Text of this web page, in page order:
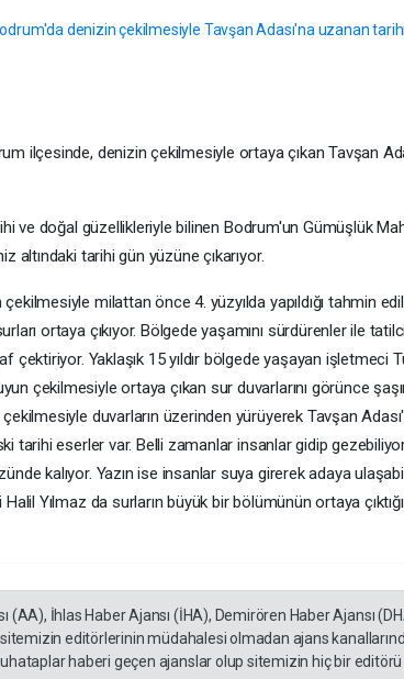
ilçesinde, denizin çekilmesiyle ortaya çıkan Tavşan
ve doğal güzellikleriyle bilinen Bodrum'un Gümüşlük
altındaki tarihi gün yüzüne çıkarıyor.
milattan önce 4. yüzyılda yapıldığı tahmin
ortaya çıkıyor. Bölgede yaşamını sürdürenler ile
çektiriyor. Yaklaşık 15 yıldır bölgede yaşayan işletmeci
çekilmesiyle ortaya çıkan sur duvarlarını görünce
duvarların üzerinden yürüyerek Tavşan
tarihi eserler var. Belli zamanlar insanlar gidip
kalıyor. Yazın ise insanlar suya girerek adaya
Yılmaz da surların büyük bir bölümünün ortaya
(AA), İhlas Haber Ajansı (İHA), Demirören Haber Ajansı
editörlerinin müdahalesi olmadan ajans
haberi geçen ajanslar olup sitemizin hiç bir editörü